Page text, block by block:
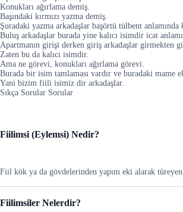
Konukları ağırlama demiş.
Başındaki kırmızı yazma demiş.
Şuradaki yazma arkadaşlar başörtü tülbent anlamında
Buluş arkadaşlar burada yine kalıcı isimdir icat
Apartmanın girişi derken giriş arkadaşlar girmekten
Zaten bu da kalıcı isimdir.
Ama ne görevi, konukları ağırlama görevi.
Burada bir isim tamlaması vardır ve buradaki mame
Yani bizim fiili isimiz dir arkadaşlar.
Sıkça Sorular Sorular
Fiilimsi (Eylemsi) Nedir?
Fiil kök ya da gövdelerinden yapım eki alarak
Fiilimsiler Nelerdir?